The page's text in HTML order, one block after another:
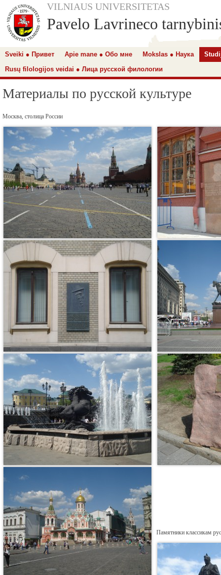
VILNIAUS UNIVERSITETAS
Pavelo Lavrineco
Sveiki ● Привет Apie mane ● Обо мне Mokslas ● Наука
Rusų filologijos veidai ● Лица русской филологии
Материалы по русской культуре
Москва, столица России
Памятники классикам